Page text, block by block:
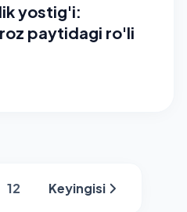
yostig'i:
paytidagi ro'li
12 Keyingisi